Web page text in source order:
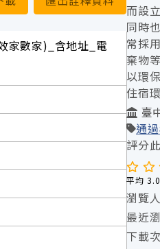
家數家)_含地址_電
而設
同時
常採
棄物
以環
住宿
臺
通
評分
平均
瀏覽
最近
下載